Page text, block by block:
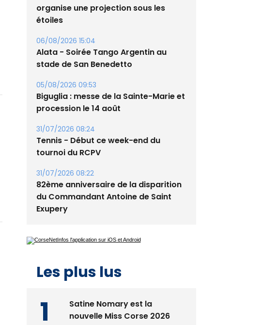
organise une projection sous les
étoiles
06/08/2026 15:04
Alata - Soirée Tango Argentin au
stade de San Benedetto
05/08/2026 09:53
Biguglia : messe de la Sainte-Marie et
procession le 14 août
31/07/2026 08:24
Tennis - Début ce week-end du
tournoi du RCPV
31/07/2026 08:22
82ème anniversaire de la disparition
du Commandant Antoine de Saint
Exupery
Les plus lus
Satine Nomary est la
nouvelle Miss Corse 2026